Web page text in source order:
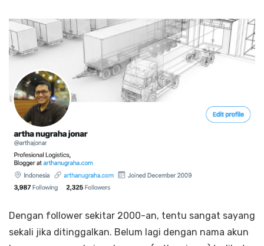
Dengan follower sekitar 2000-an, tentu sangat sayang
sekali jika ditinggalkan. Belum lagi dengan nama akun